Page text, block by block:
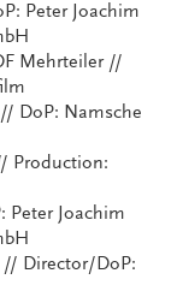
Peter Joachim
Mehrteiler //
DoP: Namsche
Production:
Peter Joachim
// Director/DoP: